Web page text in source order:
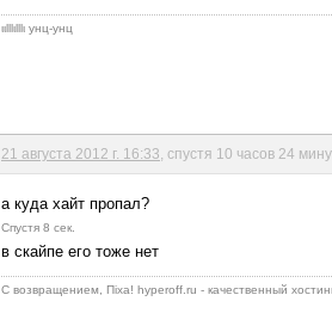
ιιlllιlllι унц-унц
21 августа 2012 г. 16:33 , спустя 10 часов 24
а куда хайт пропал?
Спустя 8 сек.
в скайпе его тоже нет
С возвращением, Пiха! hyperoff.ru - качественный